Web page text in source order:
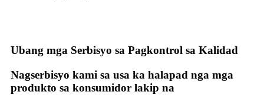
Ubang mga Serbisyo sa Pagkontrol sa Kalidad
Nagserbisyo kami sa usa ka halapad nga mga
produkto sa konsumidor lakip na